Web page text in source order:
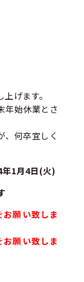
げます。
年始休業とさ
、何卒宜しく
1月4日(火)
願い致しま
願い致しま